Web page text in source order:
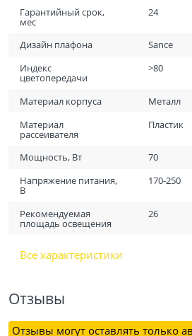
Гарантийный срок,
мес
24
Дизайн плафона
Sance
Индекс
цветопередачи
>80
Материал корпуса
Металл
Материал
рассеивателя
Пластик
Мощность, Вт
70
Напряжение питания,
В
170-250
Рекомендуемая
площадь освещения
26
Все характеристики
Отзывы
Отзывы могут оставлять только